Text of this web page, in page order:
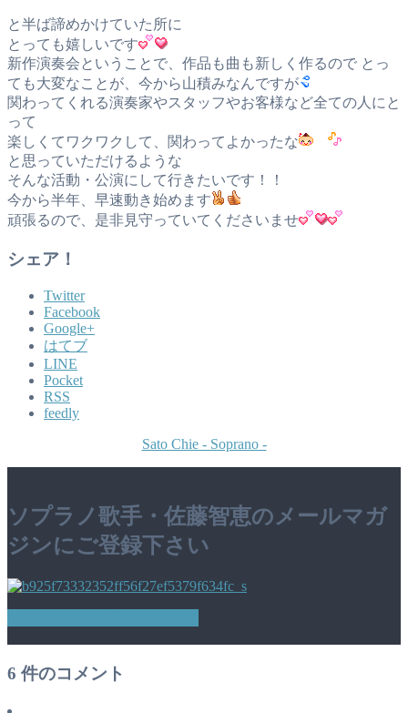
と半ば諦めかけていた所に
とっても嬉しいです
新作演奏会ということで、作品も曲も新しく作るので とっ
ても大変なことが、今から山積みなんですが
関わってくれる演奏家やスタッフやお客様など全ての人にと
って
楽しくてワクワクして、関わってよかったな
と思っていただけるような
そんな活動・公演にして行きたいです！！
今から半年、早速動き始めます
頑張るので、是非見守っていてくださいませ
シェア！
Twitter
Facebook
Google+
はてブ
LINE
Pocket
RSS
feedly
Sato Chie - Soprano -
ソプラノ歌手・佐藤智恵のメールマガ
ジンにご登録下さい
6 件のコメント